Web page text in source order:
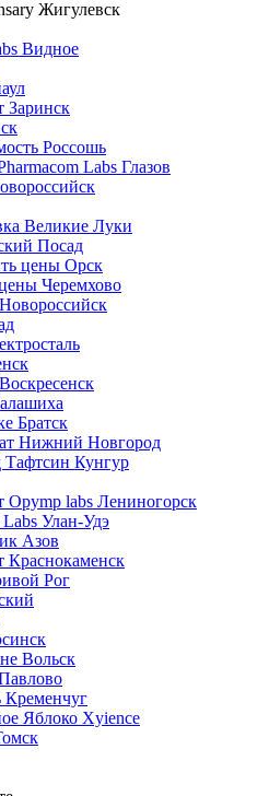
Жигулевск
Видное
Заринск
Россошь
Labs Глазов
Великие Луки
Посад
цены Орск
Черемхово
Братск
Нижний Новгород
Тафтсин Кунгур
Opymp labs Лениногорск
Улан-Удэ
Азов
Краснокаменск
Рог
Вольск
Кременчуг
Яблоко Xyience